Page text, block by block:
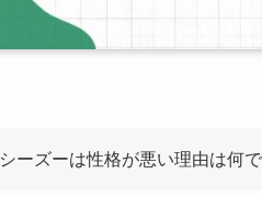
シーズーは性格が悪い理由は何